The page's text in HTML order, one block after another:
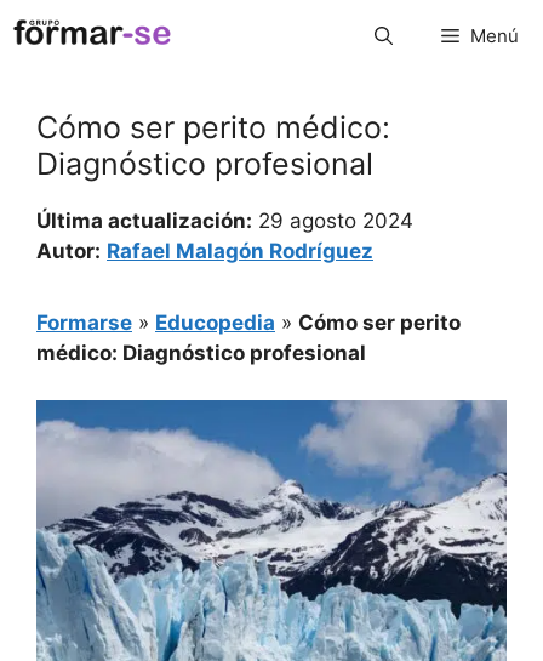
Saltar
al
Menú
Cómo ser perito médico:
Diagnóstico profesional
Última actualización: 29 agosto 2024
Autor: Rafael Malagón Rodríguez
Formarse » Educopedia » Cómo ser perito
médico: Diagnóstico profesional